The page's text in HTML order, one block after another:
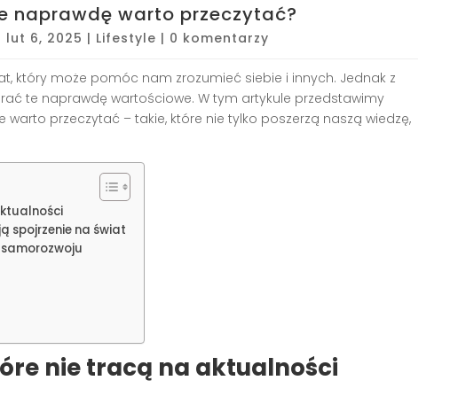
naprawdę warto przeczytać?
lut 6, 2025 | Lifestyle | 0 komentarzy
który może pomóc nam zrozumieć siebie i innych. Jednak z
te naprawdę wartościowe. W tym artykule przedstawimy
warto przeczytać – takie, które nie tylko poszerzą naszą wiedzę,
spojrzenie na świat
nie tracą na aktualności